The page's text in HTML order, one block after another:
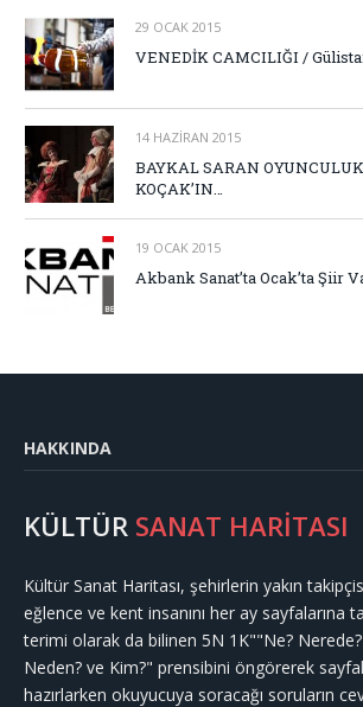
29 OCAK 2015
VENEDİK CAMCILIĞI /
14 HAZIRAN 2015
BAYKAL SARAN
KOÇAK’IN…
19 OCAK 2015
Akbank Sanat’ta Ocak’ta Şiir
HAKKINDA
KÜLTÜR SANAT HARİTASI
Kültür Sanat Haritası, şehirlerin yakın
eğlence ve kent insanını her ay sayfalarına
terimi olarak da bilinen 5N 1K""Ne? Nerede?
Neden? ve Kim?" prensibini öngörerek
hazırlarken okuyucuya soracağı soruların